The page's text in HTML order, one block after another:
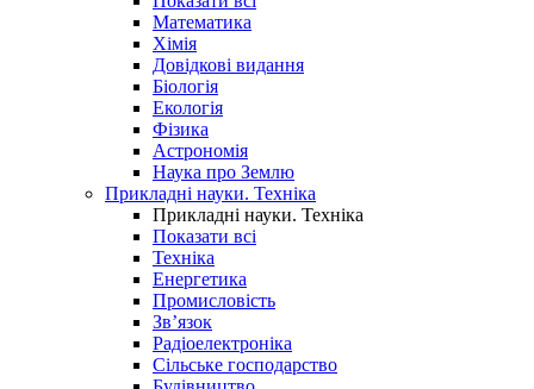
Математика
Хімія
Довідкові видання
Біологія
Екологія
Фізика
Астрономія
Наука про Землю
Прикладні науки. Техніка
Прикладні науки. Техніка
Показати всі
Техніка
Енергетика
Промисловість
Зв’язок
Радіоелектроніка
Сільське господарство